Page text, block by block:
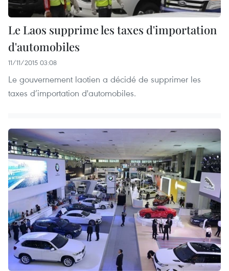
Le Laos supprime les taxes d'importation
d'automobiles
11/11/2015 03:08
Le gouvernement laotien a décidé de supprimer les
taxes d’importation d'automobiles.